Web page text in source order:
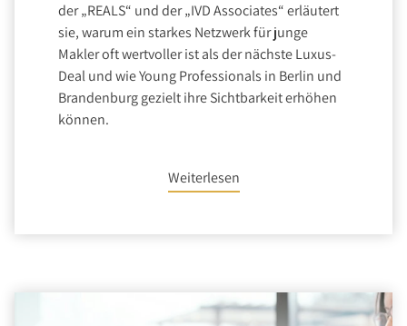
der „REALS“ und der „IVD Associates“ erläutert
sie, warum ein starkes Netzwerk für junge
Makler oft wertvoller ist als der nächste Luxus-
Deal und wie Young Professionals in Berlin und
Brandenburg gezielt ihre Sichtbarkeit erhöhen
können.
Weiterlesen